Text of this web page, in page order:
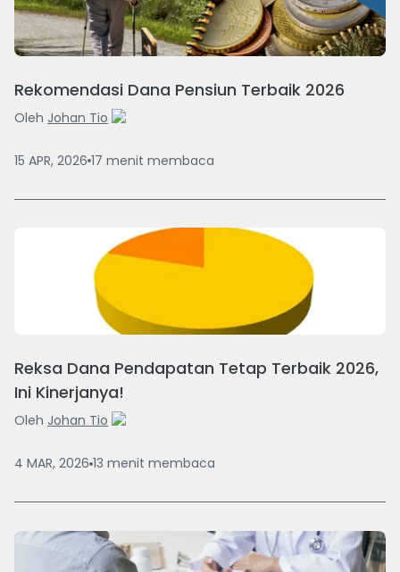
Rekomendasi Dana Pensiun Terbaik 2026
Oleh Johan Tio
15 APR, 2026 17 menit membaca
Reksa Dana Pendapatan Tetap Terbaik 2026,
Ini Kinerjanya!
Oleh Johan Tio
4 MAR, 2026 13 menit membaca